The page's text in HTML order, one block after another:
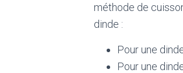
méthode de
dinde :
Pour une
Pour une